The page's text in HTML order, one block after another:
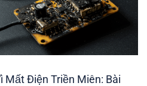
Mất Điện Triền Miên: Bài